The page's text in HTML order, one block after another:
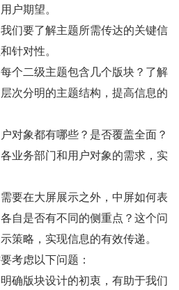
户期望。
们要了解主题所需传达的关键信
针对性。
个二级主题包含几个版块？了解
次分明的主题结构，提高信息的
对象都有哪些？是否覆盖全面？
业务部门和用户对象的需求，实
要在大屏展示之外，中屏如何表
自是否有不同的侧重点？这个问
策略，实现信息的有效传递。
考虑以下问题：
确版块设计的初衷，有助于我们